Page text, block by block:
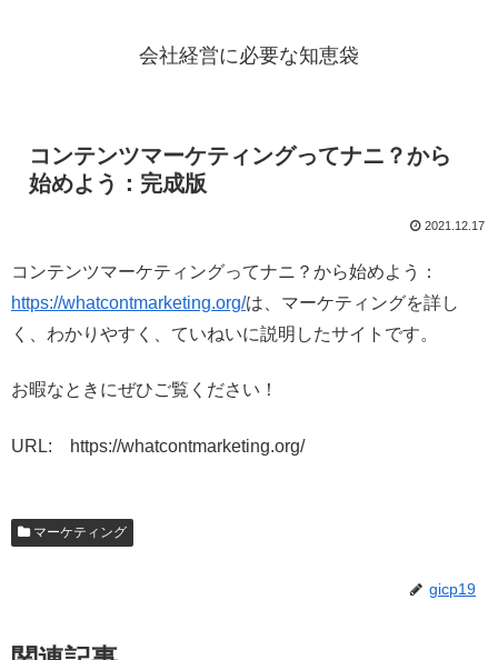
会社経営に必要な知恵袋
コンテンツマーケティングってナニ？から
始めよう：完成版
2021.12.17
コンテンツマーケティングってナニ？から始めよう：
https://whatcontmarketing.org/は、マーケティングを詳し
く、わかりやすく、ていねいに説明したサイトです。
お暇なときにぜひご覧ください！
URL: https://whatcontmarketing.org/
マーケティング
gicp19